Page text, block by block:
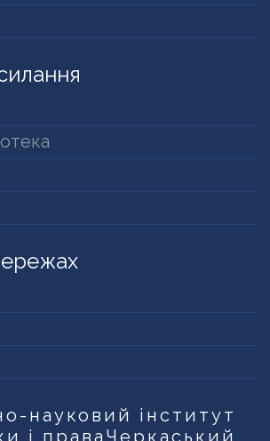
науковий інститут
і права Черкаський